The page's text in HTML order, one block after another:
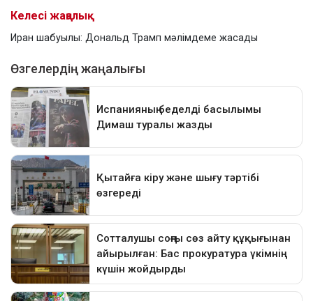
Келесі жаңалық
Иран шабуылы: Дональд Трамп мәлімдеме жасады